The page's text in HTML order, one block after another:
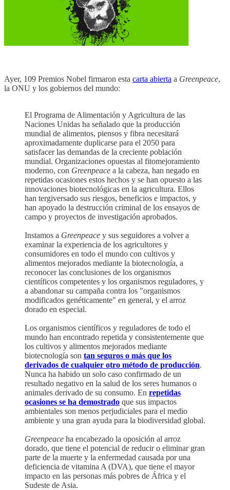
Ayer, 109 Premios Nobel firmaron esta carta abierta a Greenpeace,
la ONU y los gobiernos del mundo:
El Programa de Alimentación y Agricultura de las
Naciones Unidas ha señalado que la producción
mundial de alimentos, piensos y fibra necesitará
aproximadamente duplicarse para el 2050 para
satisfacer las demandas de la creciente población
mundial. Organizaciones opuestas al fitomejoramiento
moderno, con Greenpeace a la cabeza, han negado en
repetidas ocasiones estos hechos y se han opuesto a las
innovaciones biotecnológicas en la agricultura. Ellos
han tergiversado sus riesgos, beneficios e impactos, y
han apoyado la destrucción criminal de los ensayos de
campo y proyectos de investigación aprobados.
Instamos a Greenpeace y sus seguidores a volver a
examinar la experiencia de los agricultores y
consumidores en todo el mundo con cultivos y
alimentos mejorados mediante la biotecnología, a
reconocer las conclusiones de los organismos
científicos competentes y los organismos reguladores, y
a abandonar su campaña contra los "organismos
modificados genéticamente" en general, y el arroz
dorado en especial.
Los organismos científicos y reguladores de todo el
mundo han encontrado repetida y consistentemente que
los cultivos y alimentos mejorados mediante
biotecnología son tan seguros o más que los
derivados de cualquier otro método de producción.
Nunca ha habido un solo caso confirmado de un
resultado negativo en la salud de los seres humanos o
animales derivado de su consumo. En repetidas
ocasiones se ha demostrado que sus impactos
ambientales son menos perjudiciales para el medio
ambiente y una gran ayuda para la biodiversidad global.
Greenpeace ha encabezado la oposición al arroz
dorado, que tiene el potencial de reducir o eliminar gran
parte de la muerte y la enfermedad causada por una
deficiencia de vitamina A (DVA), que tiene el mayor
impacto en las personas más pobres de África y el
Sudeste de Asia.